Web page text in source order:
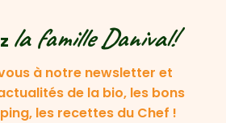
la famille Danival!
à notre newsletter et
de la bio, les bons
les recettes du Chef !